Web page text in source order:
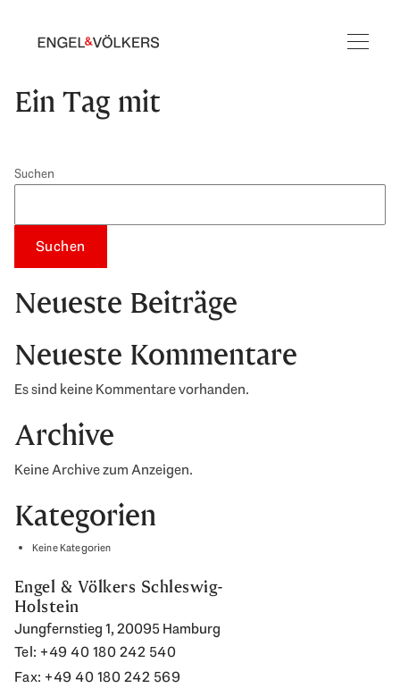
Ein Tag mit
Suchen
Suchen
Neueste Beiträge
Neueste Kommentare
Es sind keine Kommentare vorhanden.
Archive
Keine Archive zum Anzeigen.
Kategorien
Keine Kategorien
Engel & Völkers Schleswig-
Holstein
Jungfernstieg 1, 20095 Hamburg
Tel: +49 40 180 242 540
Fax: +49 40 180 242 569